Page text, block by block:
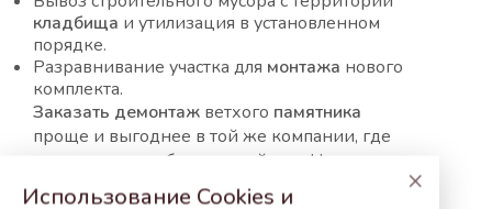
кладбища и утилизация в установленном
порядке.
Разравнивание участка для монтажа нового
комплекта.
Заказать демонтаж ветхого памятника
проще и выгоднее в той же компании, где
заказали новое благоустройство. Наша
мастерская предоставляет скидку от общей
×
Использование Cookies и